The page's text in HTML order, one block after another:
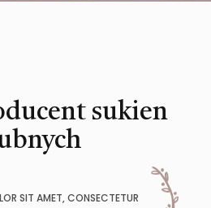
sukien
SIT AMET, CONSECTETUR